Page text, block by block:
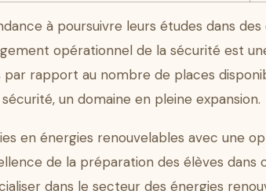
à poursuivre leurs études dans
opérationnel de la sécurité est
rapport au nombre de places
un domaine en pleine expansion.
en énergies renouvelables avec une
de la préparation des élèves
dans le secteur des énergies